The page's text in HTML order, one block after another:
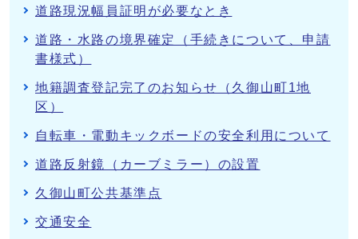
道路現況幅員証明が必要なとき
道路・水路の境界確定（手続きについて、申請
書様式）
地籍調査登記完了のお知らせ（久御山町1地
区）
自転車・電動キックボードの安全利用について
道路反射鏡（カーブミラー）の設置
久御山町公共基準点
交通安全